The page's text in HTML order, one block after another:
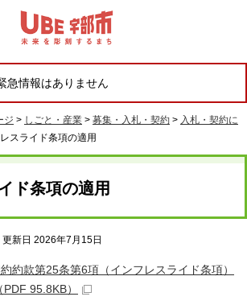
急情報はありません
ジ > しごと・産業 > 募集・入札・契約 > 入札・契約に
スライド条項の適用
ド条項の適用
新日 2026年7月15日
約款第25条第6項（インフレスライド条項）
95.8KB）